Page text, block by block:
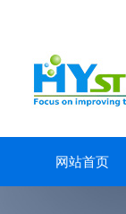
网站首页